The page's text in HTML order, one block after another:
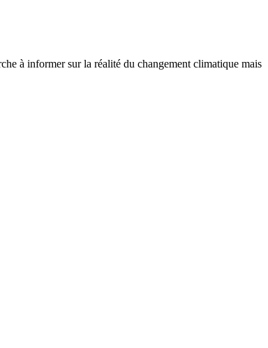
à informer sur la réalité du changement climatique mais